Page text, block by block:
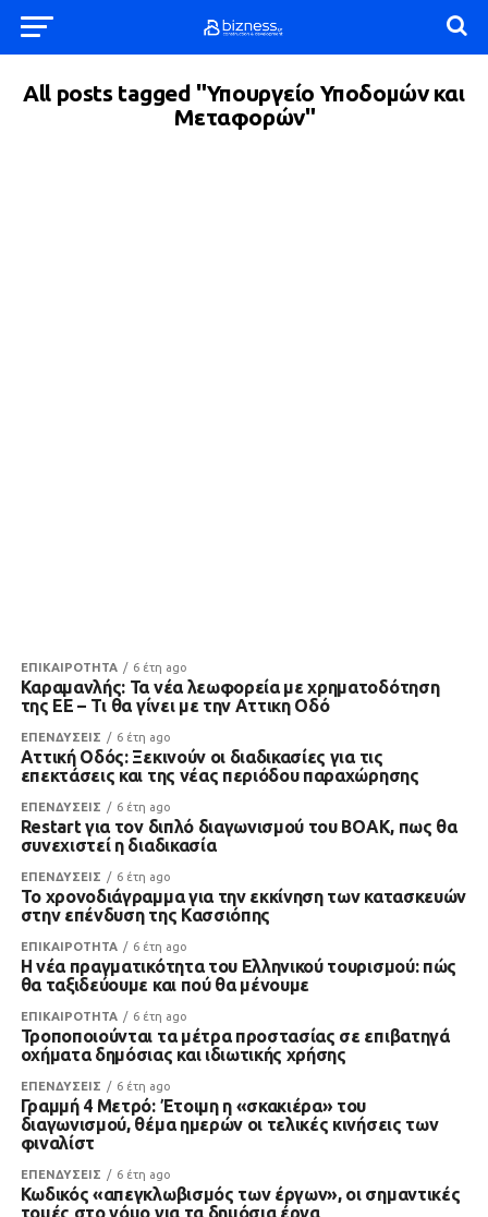
All posts tagged "Υπουργείο Υποδομών και
Μεταφορών"
ΕΠΙΚΑΙΡΟΤΗΤΑ 6 έτη ago
Καραμανλής: Τα νέα λεωφορεία με χρηματοδότηση
της ΕΕ – Τι θα γίνει με την Αττικη Οδό
ΕΠΕΝΔΥΣΕΙΣ 6 έτη ago
Αττική Οδός: Ξεκινούν οι διαδικασίες για τις
επεκτάσεις και της νέας περιόδου παραχώρησης
ΕΠΕΝΔΥΣΕΙΣ 6 έτη ago
Restart για τον διπλό διαγωνισμού του ΒΟΑΚ, πως θα
συνεχιστεί η διαδικασία
ΕΠΕΝΔΥΣΕΙΣ 6 έτη ago
Το χρονοδιάγραμμα για την εκκίνηση των κατασκευών
στην επένδυση της Κασσιόπης
ΕΠΙΚΑΙΡΟΤΗΤΑ 6 έτη ago
Η νέα πραγματικότητα του Ελληνικού τουρισμού: πώς
θα ταξιδεύουμε και πού θα μένουμε
ΕΠΙΚΑΙΡΟΤΗΤΑ 6 έτη ago
Τροποποιούνται τα μέτρα προστασίας σε επιβατηγά
οχήματα δημόσιας και ιδιωτικής χρήσης
ΕΠΕΝΔΥΣΕΙΣ 6 έτη ago
Γραμμή 4 Μετρό: Έτοιμη η «σκακιέρα» του
διαγωνισμού, θέμα ημερών οι τελικές κινήσεις των
φιναλίστ
ΕΠΕΝΔΥΣΕΙΣ 6 έτη ago
Κωδικός «απεγκλωβισμός των έργων», οι σημαντικές
τομές στο νόμο για τα δημόσια έργα